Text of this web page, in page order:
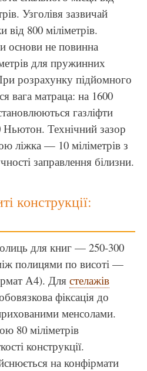
Узголівя зазвичай
від 800 міліметрів.
основи не повинна
для пружинних
розрахунку підйомного
вага матраца: на 1600
газліфти
Технічний зазор
ліжка — 10 міліметрів з
заправлення білизни.
конструкції:
для книг — 250-300
полицями по висоті —
А4). Для стелажів
фіксація до
менсолами.
80 міліметрів
конструкції.
на конфірмати